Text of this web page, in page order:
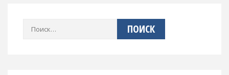
Найти: